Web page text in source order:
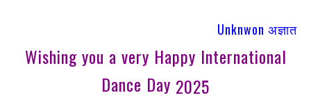
Unknwon अज्ञात
Wishing you a very Happy International
Dance Day 2025